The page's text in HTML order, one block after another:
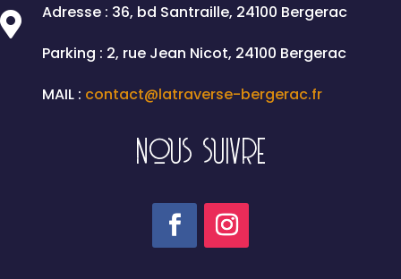

Adresse : 36, bd Santraille, 24100 Bergerac
Parking : 2, rue Jean Nicot, 24100 Bergerac
MAIL : contact@latraverse-bergerac.fr
NOUS SUIVRE